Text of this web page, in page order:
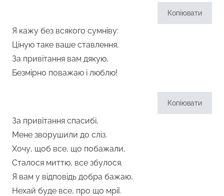
Копіювати
Я кажу без всякого сумніву:
Ціную таке ваше ставлення,
За привітання вам дякую,
Безмірно поважаю і люблю!
Копіювати
За привітання спасибі,
Мене зворушили до сліз.
Хочу, щоб все, що побажали,
Сталося миттю, все збулося.
Я вам у відповідь добра бажаю,
Нехай буде все, про що мрії.